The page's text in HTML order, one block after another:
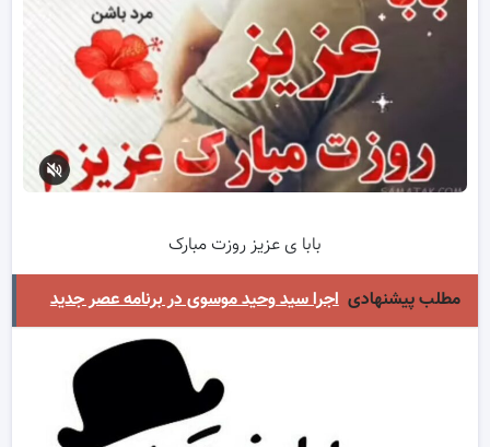
بابا ی عزیز روزت مبارک
مطلب پیشنهادی اجرا سید وحید موسوی در برنامه عصر جدید